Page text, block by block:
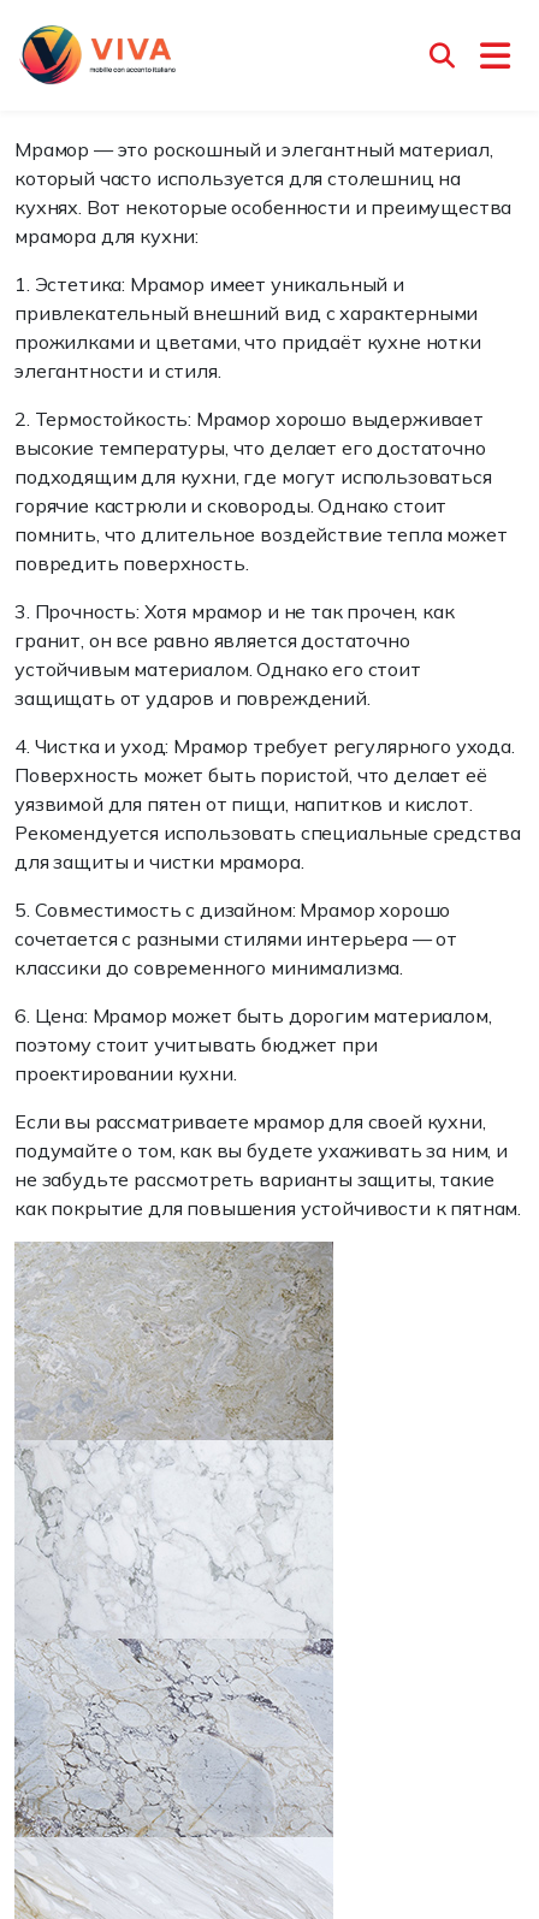
Натуральный Мрамор
Мрамор — это роскошный и элегантный материал,
который часто используется для столешниц на
кухнях. Вот некоторые особенности и преимущества
мрамора для кухни:
1. Эстетика: Мрамор имеет уникальный и
привлекательный внешний вид с характерными
прожилками и цветами, что придаёт кухне нотки
элегантности и стиля.
2. Термостойкость: Мрамор хорошо выдерживает
высокие температуры, что делает его достаточно
подходящим для кухни, где могут использоваться
горячие кастрюли и сковороды. Однако стоит
помнить, что длительное воздействие тепла может
повредить поверхность.
3. Прочность: Хотя мрамор и не так прочен, как
гранит, он все равно является достаточно
устойчивым материалом. Однако его стоит
защищать от ударов и повреждений.
4. Чистка и уход: Мрамор требует регулярного ухода.
Поверхность может быть пористой, что делает её
уязвимой для пятен от пищи, напитков и кислот.
Рекомендуется использовать специальные средства
для защиты и чистки мрамора.
5. Совместимость с дизайном: Мрамор хорошо
сочетается с разными стилями интерьера — от
классики до современного минимализма.
6. Цена: Мрамор может быть дорогим материалом,
поэтому стоит учитывать бюджет при
проектировании кухни.
Если вы рассматриваете мрамор для своей кухни,
подумайте о том, как вы будете ухаживать за ним, и
не забудьте рассмотреть варианты защиты, такие
как покрытие для повышения устойчивости к пятнам.